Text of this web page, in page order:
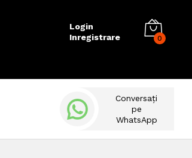
Login
Inregistrare
0
Conversați
pe
WhatsApp